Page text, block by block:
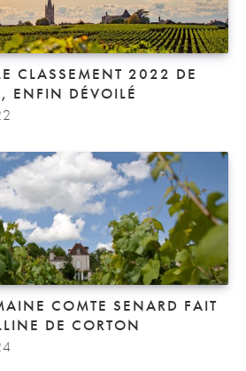
CLASSEMENT 2022 DE
ENFIN DÉVOILÉ
COMTE SENARD FAIT
DE CORTON